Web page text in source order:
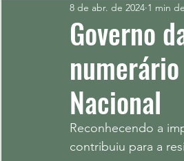
Governo
Nacional
8 de abr. de 2024 1 min
Reconhecendo a
contribuiu para a